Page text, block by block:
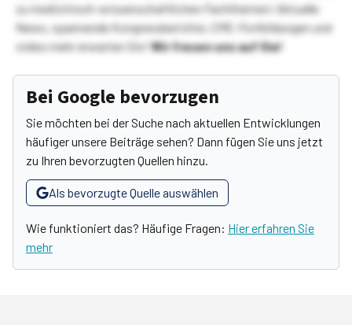
zu medizinisch-wissenschaftlichen Fachthemen! Aktuelle
News, spannende Kongressberichte, CME-Fortbildungen und
vieles mehr erwarten Sie!Wir freuen uns auf Sie!
Bei Google bevorzugen
Sie möchten bei der Suche nach aktuellen Entwicklungen
häufiger unsere Beiträge sehen? Dann fügen Sie uns jetzt
zu Ihren bevorzugten Quellen hinzu.
Als bevorzugte Quelle auswählen
Wie funktioniert das? Häufige Fragen: Hier erfahren Sie
mehr